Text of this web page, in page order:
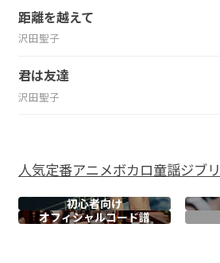
距離を越えて
沢田聖子
君は友達
沢田聖子
人気定番アニメボカロ童謡ジブリ
初心者向け
オフィシャルコード譜